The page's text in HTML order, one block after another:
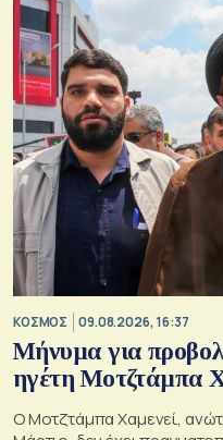
ΚΟΣΜΟΣ 09.08.2026, 16:37
Μήνυμα για
ηγέτη
Ο Μοτζτάμπα Χαμενεί,